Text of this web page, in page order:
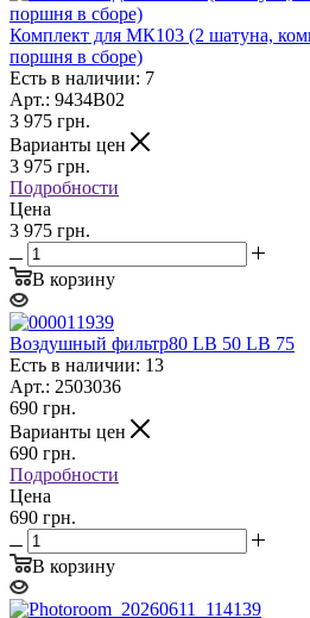
Комплект для МК103 (2 шатуна,
поршня в сборе)
Есть в наличии: 7
Арт.: 9434B02
3 975 грн.
Варианты цен
3 975 грн.
Подробности
Цена
3 975 грн.
В корзину
Воздушный фильтр80 LB 50 LB 75
Есть в наличии: 13
Арт.: 2503036
690 грн.
Варианты цен
690 грн.
Подробности
Цена
690 грн.
В корзину